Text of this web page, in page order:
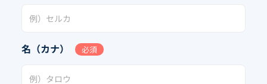
名（カナ） 必須